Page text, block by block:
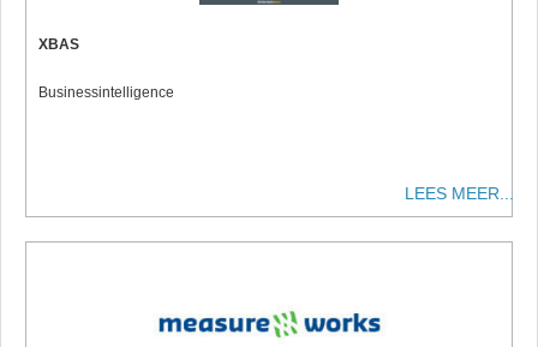
XBAS
Businessintelligence
LEES MEER...